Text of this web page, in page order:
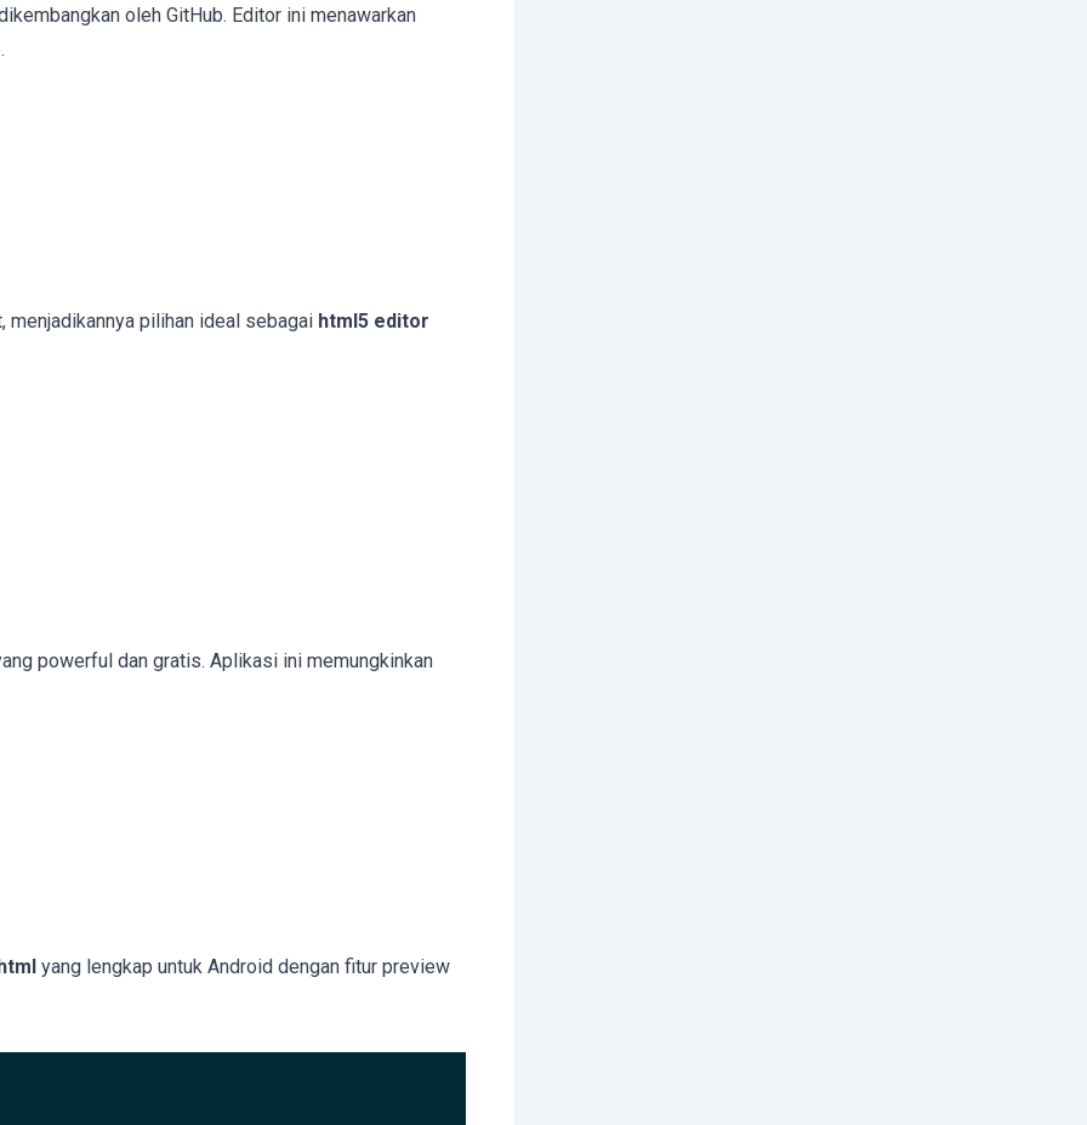
oleh GitHub. Editor ini menawarkan
pilihan ideal sebagai html5 editor
powerful dan gratis. Aplikasi ini memungkinkan
yang lengkap untuk Android dengan fitur preview